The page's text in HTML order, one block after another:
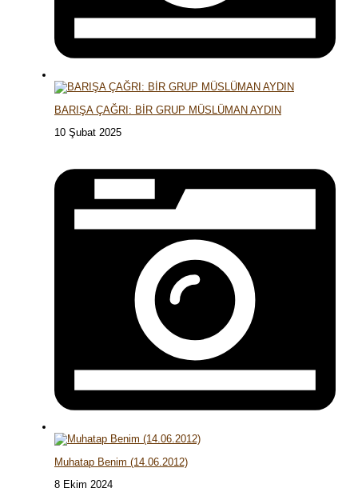
BARIŞA ÇAĞRI: BİR GRUP MÜSLÜMAN AYDIN
10 Şubat 2025
Muhatap Benim (14.06.2012)
8 Ekim 2024